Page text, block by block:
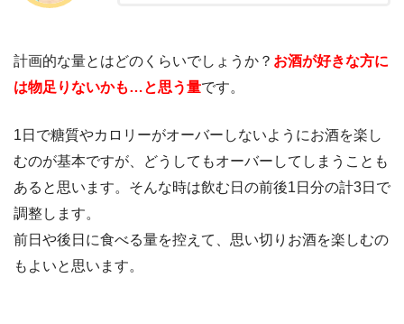
計画的な量とはどのくらいでしょうか？ お酒が好きな方に
は物足りないかも…と思う量です。
1日で糖質やカロリーがオーバーしないようにお酒を楽し
むのが基本ですが、どうしてもオーバーしてしまうことも
あると思います。そんな時は飲む日の前後1日分の計3日で
調整します。
前日や後日に食べる量を控えて、思い切りお酒を楽しむの
もよいと思います。